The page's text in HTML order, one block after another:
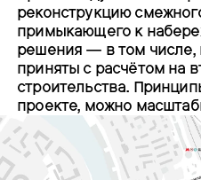
реконструкцию
примыкающего к
решения — в том числе,
приняты с расчётом на
строительства.
проекте, можно